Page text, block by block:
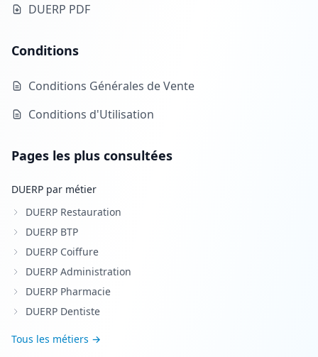
DUERP PDF
Conditions
Conditions Générales de Vente
Conditions d'Utilisation
Pages les plus consultées
DUERP par métier
DUERP Restauration
DUERP BTP
DUERP Coiffure
DUERP Administration
DUERP Pharmacie
DUERP Dentiste
Tous les métiers →